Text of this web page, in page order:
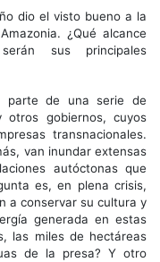
dio el visto bueno a la
¿Qué alcance
sus principales
parte de una serie de
otros gobiernos, cuyos
transnacionales.
van inundar extensas
autóctonas que
es, en plena crisis,
a conservar su cultura y
generada en estas
las miles de hectáreas
de la presa? Y otro